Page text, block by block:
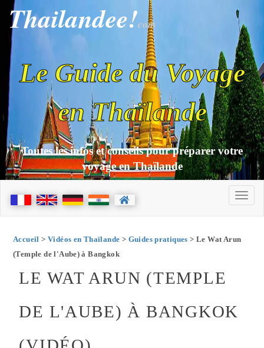
Thailandee!com
Le Guide du Voyage
en Thaïlande
Toutes les infos et conseils pour préparer votre
voyage en Thaïlande
Accueil > Vidéos en Thaïlande > Guides pratiques > Le Wat Arun
(Temple de l'Aube) à Bangkok
LE WAT ARUN (TEMPLE
DE L'AUBE) À BANGKOK